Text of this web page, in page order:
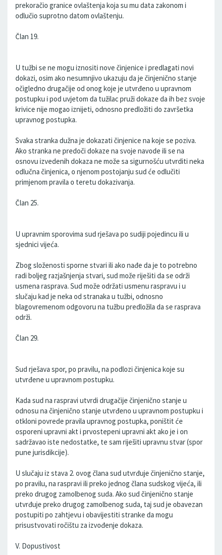
prekoračio granice ovlaštenja koja su mu data zakonom i
odlučio suprotno datom ovlaštenju.
Član 19.
U tužbi se ne mogu iznositi nove činjenice i predlagati novi
dokazi, osim ako nesumnjivo ukazuju da je činjenično stanje
očigledno drugačije od onog koje je utvrđeno u upravnom
postupku i pod uvjetom da tužilac pruži dokaze da ih bez svoje
krivice nije mogao iznijeti, odnosno predložiti do završetka
upravnog postupka.
Svaka stranka dužna je dokazati činjenice na koje se poziva.
Ako stranka ne predoči dokaze na svoje navode ili se na
osnovu izvedenih dokaza ne može sa sigurnošću utvrditi neka
odlučna činjenica, o njenom postojanju sud će odlučiti
primjenom pravila o teretu dokazivanja.
Član 25.
U upravnim sporovima sud rješava po sudiji pojedincu ili u
sjednici vijeća.
Zbog složenosti sporne stvari ili ako nađe da je to potrebno
radi boljeg razjašnjenja stvari, sud može riješiti da se održi
usmena rasprava. Sud može održati usmenu raspravu i u
slučaju kad je neka od stranaka u tužbi, odnosno
blagovremenom odgovoru na tužbu predložila da se rasprava
održi.
Član 29.
Sud rješava spor, po pravilu, na podlozi činjenica koje su
utvrđene u upravnom postupku.
Kada sud na raspravi utvrdi drugačije činjenično stanje u
odnosu na činjenično stanje utvrđeno u upravnom postupku i
otkloni povrede pravila upravnog postupka, poništit će
osporeni upravni akt i prvostepeni upravni akt ako je i on
sadržavao iste nedostatke, te sam riješiti upravnu stvar (spor
pune jurisdikcije).
U slučaju iz stava 2. ovog člana sud utvrđuje činjenično stanje,
po pravilu, na raspravi ili preko jednog člana sudskog vijeća, ili
preko drugog zamolbenog suda. Ako sud činjenično stanje
utvrđuje preko drugog zamolbenog suda, taj sud je obavezan
postupiti po zahtjevu i obavijestiti stranke da mogu
prisustvovati ročištu za izvođenje dokaza.
V. Dopustivost